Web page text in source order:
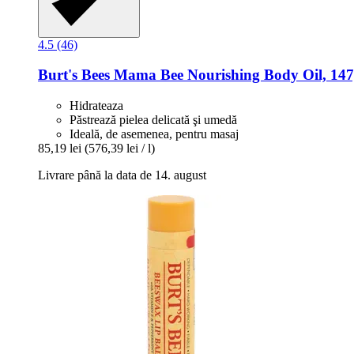
4.5 (46)
Burt's Bees Mama Bee Nourishing Body Oil,
Hidrateaza
Păstrează pielea delicată şi umedă
Ideală, de asemenea, pentru masaj
85,19 lei (576,39 lei / l)
Livrare până la data de 14. august